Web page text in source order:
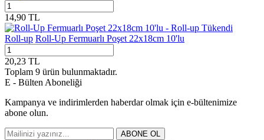
14,90 TL
Tükendi
Roll-up Roll-Up Fermuarlı Poşet 22x18cm 10'lu
20,23 TL
Toplam 9 ürün bulunmaktadır.
E - Bülten Aboneliği
Kampanya ve indirimlerden haberdar olmak için e-bültenimize
abone olun.
ABONE OL